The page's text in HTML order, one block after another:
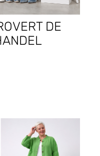
DE